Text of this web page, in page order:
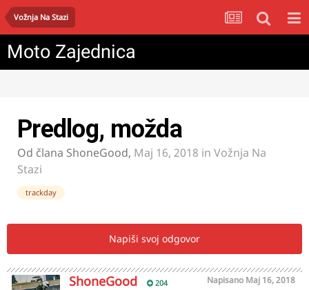
Vožnja Na Stazi
Moto Zajednica
Predlog, možda
Od člana ShoneGood, Maj 16, 2018 in Vožnja Na
Stazi
trackday
Napiši svoj odgovor
ShoneGood 204 Napisano Maj 16, 2018